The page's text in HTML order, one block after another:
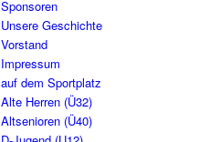
Sponsoren
Unsere Geschichte
Vorstand
Impressum
auf dem Sportplatz
Alte Herren (Ü32)
Altsenioren (Ü40)